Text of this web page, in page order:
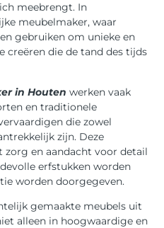
meebrengt. In
meubelmaker, waar
gebruiken om unieke en
creëren die de tand des tijds
in Houten werken vaak
en traditionele
die zowel
zijn. Deze
en aandacht voor detail
erfstukken worden
worden doorgegeven.
gemaakte meubels uit
alleen in hoogwaardige en